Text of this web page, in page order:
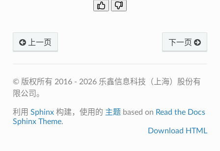
上一页 下一页
© 版权所有 2016 - 2026 乐鑫信息科技（上海）股份有
限公司。
利用 Sphinx构建，使用的 主题 based on Read the Docs
Sphinx Theme.
Download HTML